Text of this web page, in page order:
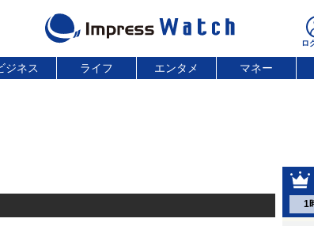
ジネス ライフ エンタメ マネー
1